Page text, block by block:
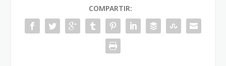
COMPARTIR: